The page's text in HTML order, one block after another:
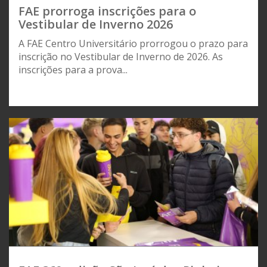
FAE prorroga inscrições para o
Vestibular de Inverno 2026
A FAE Centro Universitário prorrogou o prazo para
inscrição no Vestibular de Inverno de 2026. As
inscrições para a prova...